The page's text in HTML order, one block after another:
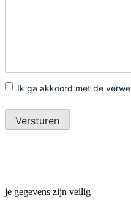
je gegevens zijn veilig